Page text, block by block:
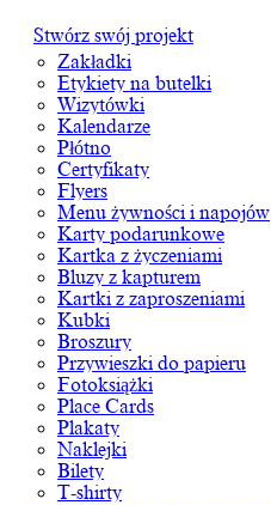
Stwórz swój projekt
Zakładki
Etykiety na butelki
Wizytówki
Kalendarze
Płótno
Certyfikaty
Flyers
Menu żywności i napojów
Karty podarunkowe
Kartka z życzeniami
Bluzy z kapturem
Kartki z zaproszeniami
Kubki
Broszury
Przywieszki do papieru
Fotoksiążki
Place Cards
Plakaty
Naklejki
Bilety
T-shirty